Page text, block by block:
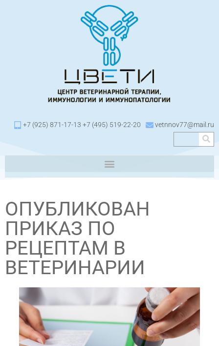
+7 (925) 871-17-13 +7 (495) 519-22-20 vetnnov77@mail.ru
ОПУБЛИКОВАН
ПРИКАЗ ПО
РЕЦЕПТАМ В
ВЕТЕРИНАРИИ